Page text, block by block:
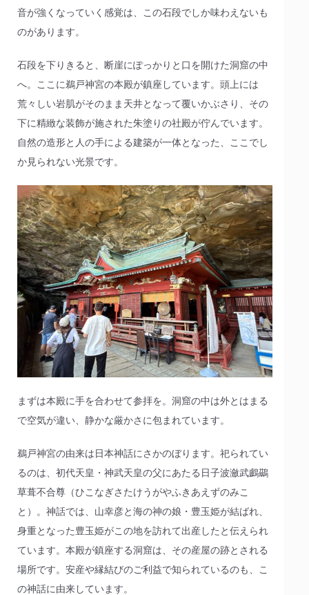
音が強くなっていく感覚は、この石段でしか味わえないも
のがあります。
石段を下りきると、断崖にぽっかりと口を開けた洞窟の中
へ。ここに鵜戸神宮の本殿が鎮座しています。頭上には
荒々しい岩肌がそのまま天井となって覆いかぶさり、その
下に精緻な装飾が施された朱塗りの社殿が佇んでいます。
自然の造形と人の手による建築が一体となった、ここでし
か見られない光景です。
まずは本殿に手を合わせて参拝を。洞窟の中は外とはまる
で空気が違い、静かな厳かさに包まれています。
鵜戸神宮の由来は日本神話にさかのぼります。祀られてい
るのは、初代天皇・神武天皇の父にあたる日子波瀲武鸕鷀
草葺不合尊（ひこなぎさたけうがやふきあえずのみこ
と）。神話では、山幸彦と海の神の娘・豊玉姫が結ばれ、
身重となった豊玉姫がこの地を訪れて出産したと伝えられ
ています。本殿が鎮座する洞窟は、その産屋の跡とされる
場所です。安産や縁結びのご利益で知られているのも、こ
の神話に由来しています。